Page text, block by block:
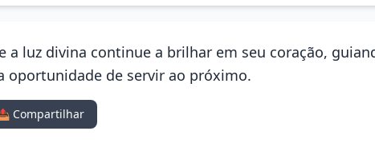
a luz divina continue a brilhar em seu coração,
oportunidade de servir ao próximo.
Compartilhar